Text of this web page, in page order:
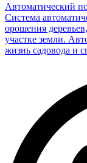
Автоматический
Система
орошения
участке земли.
жизнь садовода и